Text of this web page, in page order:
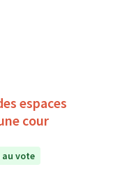
espaces
cour
au vote